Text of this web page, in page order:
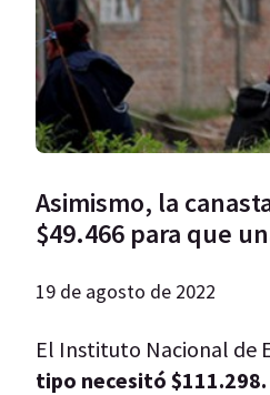
Asimismo, la
$49.466 para que
19 de agosto de 2022
El Instituto Nacional de
tipo necesitó